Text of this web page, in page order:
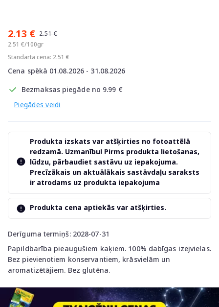
2.13 € 2.51 €
2.51 €/100gr
Standarta cena: 2.51 €
Cena spēkā 01.08.2026 - 31.08.2026
Bezmaksas piegāde no 9.99 €
Piegādes veidi
Derīguma termiņš: 2028-07-31
Papildbarība pieaugušiem kaķiem. 100% dabīgas izejvielas.
Bez pievienotiem konservantiem, krāsvielām un
aromatizētājiem. Bez glutēna.
Produkta izskats var atšķirties no fotoattēlā
redzamā. Uzmanību! Pirms produkta lietošanas,
lūdzu, pārbaudiet sastāvu uz iepakojuma.
Precīzākais un aktuālākais sastāvdaļu saraksts
ir atrodams uz produkta iepakojuma
Produkta cena aptiekās var atšķirties.